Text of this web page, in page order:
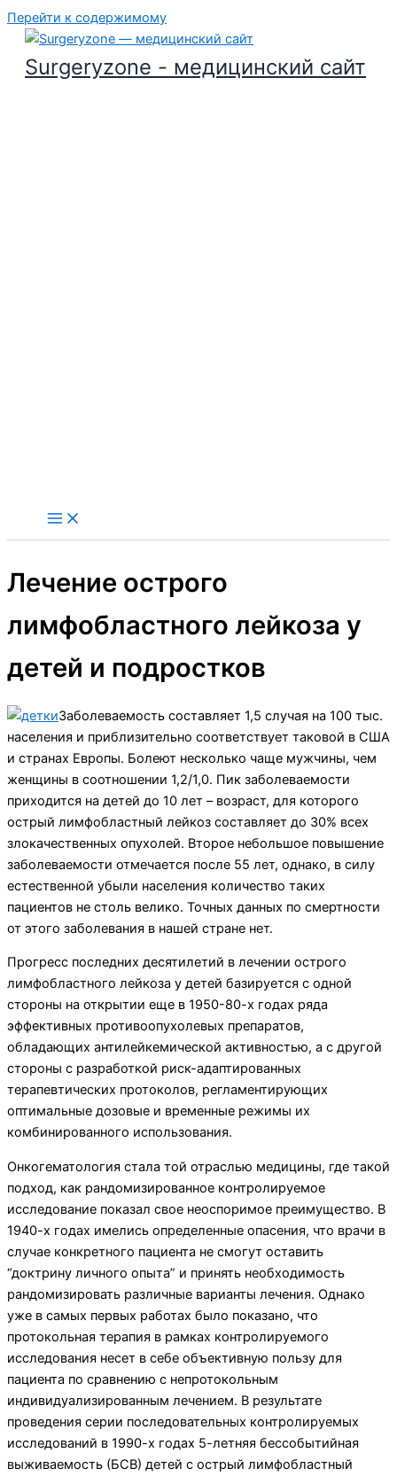
Перейти к содержимому
Surgeryzone - медицинский сайт
Лечение острого
лимфобластного лейкоза у
детей и подростков
Заболеваемость составляет 1,5 случая на 100 тыс.
населения и приблизительно соответствует таковой в США
и странах Европы. Болеют несколько чаще мужчины, чем
женщины в соотношении 1,2/1,0. Пик заболеваемости
приходится на детей до 10 лет – возраст, для которого
острый лимфобластный лейкоз составляет до 30% всех
злокачественных опухолей. Второе небольшое повышение
заболеваемости отмечается после 55 лет, однако, в силу
естественной убыли населения количество таких
пациентов не столь велико. Точных данных по смертности
от этого заболевания в нашей стране нет.
Прогресс последних десятилетий в лечении острого
лимфобластного лейкоза у детей базируется с одной
стороны на открытии еще в 1950-80-х годах ряда
эффективных противоопухолевых препаратов,
обладающих антилейкемической активностью, а с другой
стороны с разработкой риск-адаптированных
терапевтических протоколов, регламентирующих
оптимальные дозовые и временные режимы их
комбинированного использования.
Онкогематология стала той отраслью медицины, где такой
подход, как рандомизированное контролируемое
исследование показал свое неоспоримое преимущество. В
1940-х годах имелись определенные опасения, что врачи в
случае конкретного пациента не смогут оставить
“доктрину личного опыта” и принять необходимость
рандомизировать различные варианты лечения. Однако
уже в самых первых работах было показано, что
протокольная терапия в рамках контролируемого
исследования несет в себе объективную пользу для
пациента по сравнению с непротокольным
индивидуализированным лечением. В результате
проведения серии последовательных контролируемых
исследований в 1990-х годах 5-летняя бессобытийная
выживаемость (БСВ) детей с острый лимфобластный